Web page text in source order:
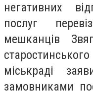
негативних
послуг
мешканців
міськраді
замовниками